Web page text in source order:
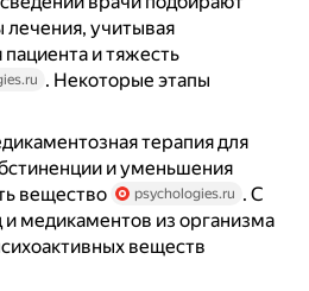
учитывая
и тяжесть
. Некоторые этапы
терапия для
и уменьшения
вещество
psychologies.ru . С
медикаментов из организма
веществ